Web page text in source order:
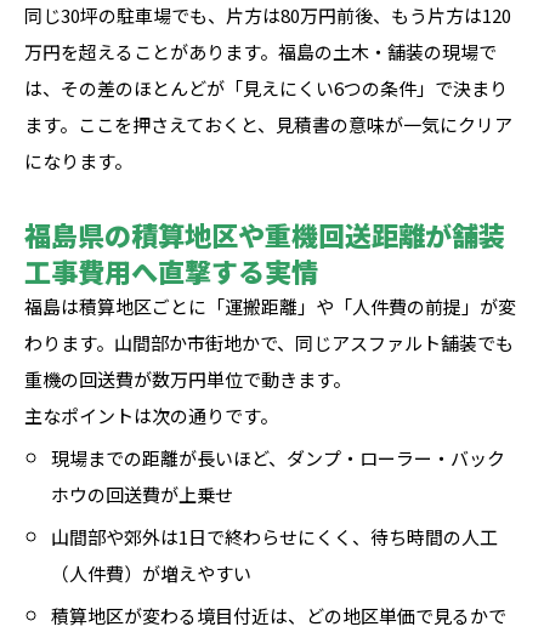
同じ30坪の駐車場でも、片方は80万円前後、もう片方は120
万円を超えることがあります。福島の土木・舗装の現場で
は、その差のほとんどが「見えにくい6つの条件」で決まり
ます。ここを押さえておくと、見積書の意味が一気にクリア
になります。
福島県の積算地区や重機回送距離が舗装
工事費用へ直撃する実情
福島は積算地区ごとに「運搬距離」や「人件費の前提」が変
わります。山間部か市街地かで、同じアスファルト舗装でも
重機の回送費が数万円単位で動きます。
主なポイントは次の通りです。
現場までの距離が長いほど、ダンプ・ローラー・バック
ホウの回送費が上乗せ
山間部や郊外は1日で終わらせにくく、待ち時間の人工
（人件費）が増えやすい
積算地区が変わる境目付近は、どの地区単価で見るかで